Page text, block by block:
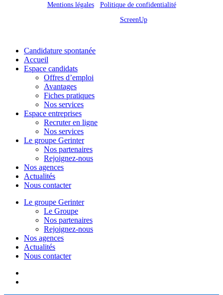
Mentions légales/ Politique de confidentialité
ScreenUp
Close
Menu
Candidature spontanée
Accueil
Espace candidats
Offres d’emploi
Avantages
Fiches pratiques
Nos services
Espace entreprises
Recruter en ligne
Nos services
Le groupe Gerinter
Nos partenaires
Rejoignez-nous
Nos agences
Actualités
Nous contacter
Le groupe Gerinter
Le Groupe
Nos partenaires
Rejoignez-nous
Nos agences
Actualités
Nous contacter